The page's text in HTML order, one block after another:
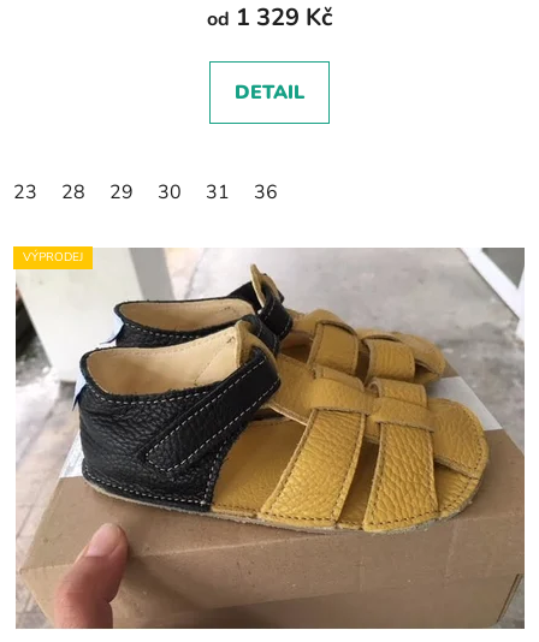
od 1 329 Kč
DETAIL
23 28 29 30 31 36
VÝPRODEJ